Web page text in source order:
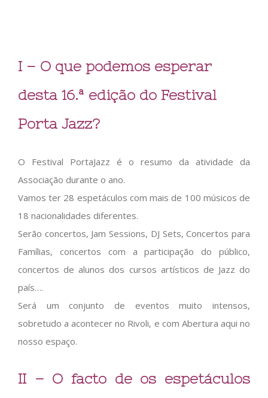
I – O que podemos esperar
desta 16.ª edição do Festival
Porta Jazz?
O Festival PortaJazz é o resumo da atividade da
Associação durante o ano.
Vamos ter 28 espetáculos com mais de 100 músicos de
18 nacionalidades diferentes.
Serão concertos, Jam Sessions, DJ Sets, Concertos para
Famílias, concertos com a participação do público,
concertos de alunos dos cursos artísticos de Jazz do
país….
Será um conjunto de eventos muito intensos,
sobretudo a acontecer no Rivoli, e com Abertura aqui no
nosso espaço.
II – O facto de os espetáculos